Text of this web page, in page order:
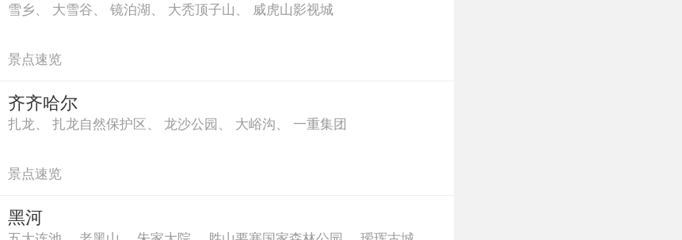
雪乡、 大雪谷、镜泊湖 、 大秃顶子山 、 威虎山影视城
景点速览
齐齐哈尔
扎龙、扎龙自然保护区、 龙沙公园 、 大峪沟、 一重集团
景点速览
黑河